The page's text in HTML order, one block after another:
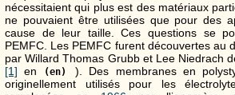
nécessitaient qui plus est des matériaux
ne pouvaient être utilisées que pour des
cause de leur taille. Ces questions se
PEMFC. Les PEMFC furent découvertes au
par Willard Thomas Grubb et Lee Niedrach
[1] en (en)). Des membranes en
originellement utilisés pour les